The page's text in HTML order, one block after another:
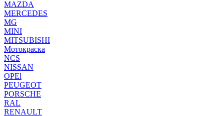
MAZDA
MERCEDES
MG
MINI
MITSUBISHI
Мотокраска
NCS
NISSAN
OPEl
PEUGEOT
PORSCHE
RAL
RENAULT